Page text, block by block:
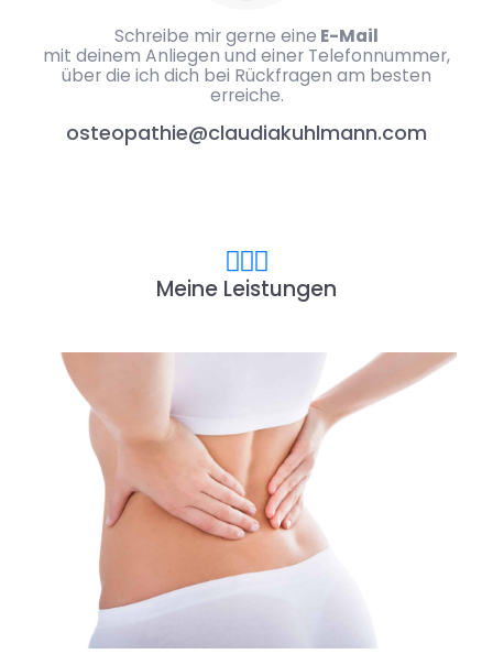
Schreibe mir gerne eine E-Mail
mit deinem Anliegen und einer Telefonnummer,
über die ich dich bei Rückfragen am besten
erreiche.
osteopathie@claudiakuhlmann.com
Meine Leistungen